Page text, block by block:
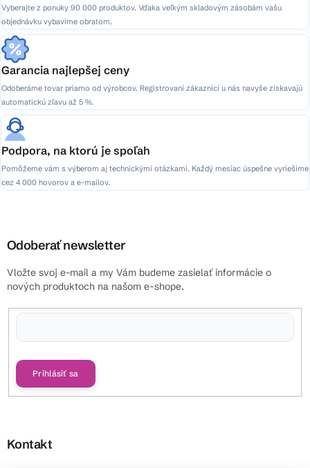
Vyberajte z ponuky 90 000 produktov. Vďaka veľkým skladovým zásobám vašu
objednávku vybavíme obratom.
Garancia najlepšej ceny
Odoberáme tovar priamo od výrobcov. Registrovaní zákazníci u nás navyše získavajú
automatickú zľavu až 5 %.
Podpora, na ktorú je spoľah
Pomôžeme vám s výberom aj technickými otázkami. Každý mesiac úspešne vyriešime
cez 4 000 hovorov a e-mailov.
Odoberať newsletter
Vložte svoj e-mail a my Vám budeme zasielať informácie o
nových produktoch na našom e-shope.
Prihlásiť sa
Kontakt